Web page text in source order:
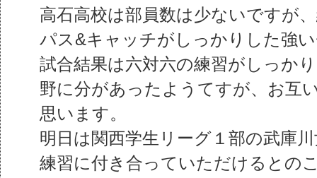
高石高校は部員数は少ないですが
パス&キャッチがしっかりした強
試合結果は六対六の練習がしっか
野に分があったようてすが、お互
思います。
明日は関西学生リーグ１部の武庫
練習に付き合っていただけるとの